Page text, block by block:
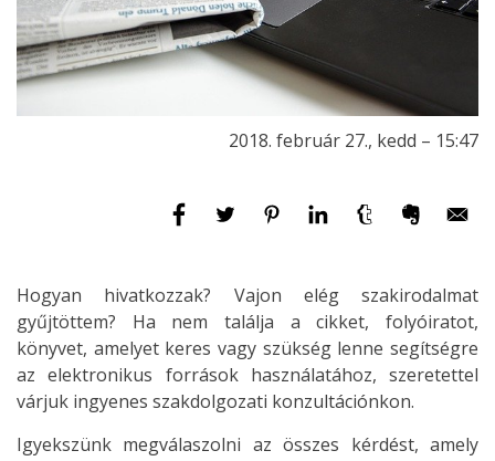
2018. február 27., kedd – 15:47
Hogyan hivatkozzak? Vajon elég szakirodalmat
gyűjtöttem? Ha nem találja a cikket, folyóiratot,
könyvet, amelyet keres vagy szükség lenne segítségre
az elektronikus források használatához, szeretettel
várjuk ingyenes szakdolgozati konzultációnkon.
Igyekszünk megválaszolni az összes kérdést, amely